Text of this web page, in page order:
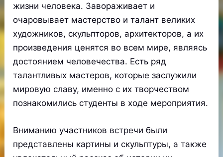
жизни человека. Завораживает и
очаровывает мастерство и талант великих
художников, скульпторов, архитекторов, а их
произведения ценятся во всем мире, являясь
достоянием человечества. Есть ряд
талантливых мастеров, которые заслужили
мировую славу, именно с их творчеством
познакомились студенты в ходе мероприятия.
Вниманию участников встречи были
представлены картины и скульптуры, а также